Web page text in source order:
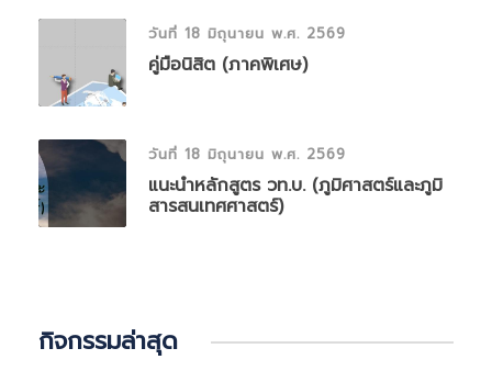
วันที่ 18 มิถุนายน พ.ศ. 2569
คู่มือนิสิต (ภาคพิเศษ)
วันที่ 18 มิถุนายน พ.ศ. 2569
แนะนำหลักสูตร วท.บ. (ภูมิศาสตร์และภูมิ
สารสนเทศศาสตร์)
กิจกรรมล่าสุด